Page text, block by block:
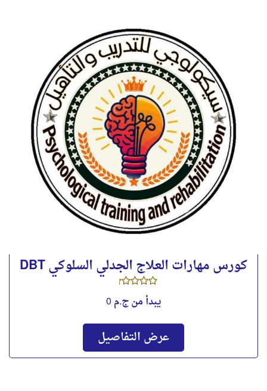
كورس مهارات العلاج الجدلي السلوكي DBT
يبدأ منج.م 0
عرض التفاصيل